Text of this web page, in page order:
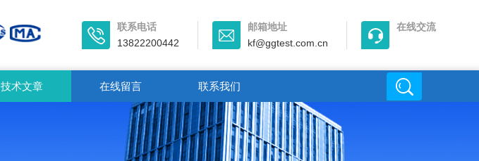
联系电话
13822200442
邮箱地址
kf@ggtest.com.cn
在线交流
技术文章 在线留言 联系我们